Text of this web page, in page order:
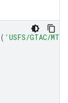
( 'USFS/GTAC/